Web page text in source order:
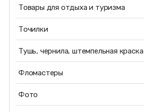
Товары для отдыха и туризма
Точилки
Тушь, чернила, штемпельная краска
Фломастеры
Фото